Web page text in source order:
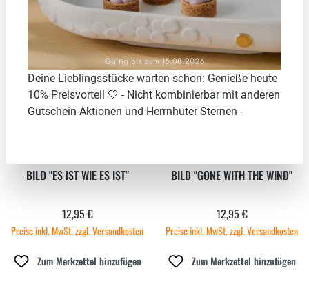
BILD "ES IST WIE ES IST"
Regulärer Preis:
12,95 €
Preise inkl. MwSt. zzgl. Versandkosten
Zum Merkzettel hinzufügen
Neu
BILD "GONE WITH THE WIND"
Regulärer Preis:
12,95 €
Preise inkl. MwSt. zzgl. Versandkosten
Zum Merkzettel hinzufügen
Deine Lieblingsstücke warten schon: Genieße heute
10% Preisvorteil 🤍 - Nicht kombinierbar mit anderen
Gutschein-Aktionen und Herrnhuter Sternen -